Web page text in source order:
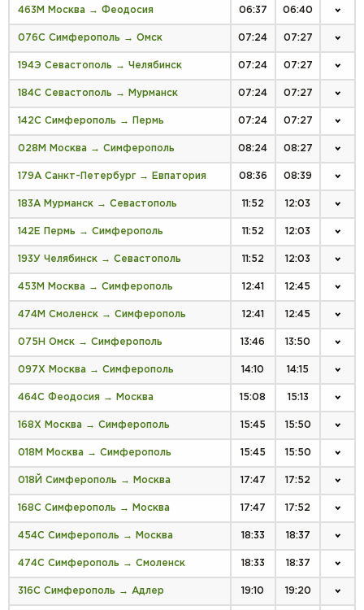
463М Москва → Феодосия 06:37 06:40
076С Симферополь → Омск 07:24 07:27
194Э Севастополь → Челябинск 07:24 07:27
184С Севастополь → Мурманск 07:24 07:27
142С Симферополь → Пермь 07:24 07:27
028М Москва → Симферополь 08:24 08:27
179А Санкт-Петербург → Евпатория 08:36 08:39
183А Мурманск → Севастополь 11:52 12:03
142Е Пермь → Симферополь 11:52 12:03
193У Челябинск → Севастополь 11:52 12:03
453М Москва → Симферополь 12:41 12:45
474М Смоленск → Симферополь 12:41 12:45
075Н Омск → Симферополь 13:46 13:50
097Х Москва → Симферополь 14:10 14:15
464С Феодосия → Москва 15:08 15:13
168Х Москва → Симферополь 15:45 15:50
018М Москва → Симферополь 15:45 15:50
018Й Симферополь → Москва 17:47 17:52
168С Симферополь → Москва 17:47 17:52
454С Симферополь → Москва 18:33 18:37
474С Симферополь → Смоленск 18:33 18:37
316С Симферополь → Адлер 19:10 19:20